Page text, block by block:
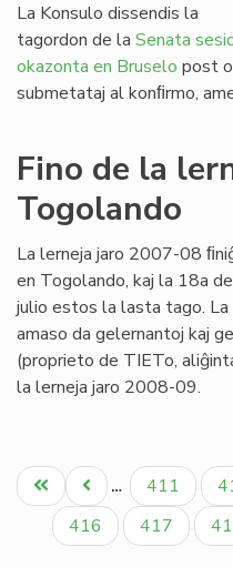
La Konsulo dissendis la
tagordon de la Senata
okazonta en Bruselo post
submetataj al konﬁrmo,
Fino de la
Togolando
La lerneja jaro 2007-08
en Togolando, kaj la 18a de
julio estos la lasta tago.
amaso da gelernantoj kaj
(proprieto de TIETo,
la lerneja jaro 2008-09.
Pagination
Unua
paĝo
Antaŭa
paĝo
… Paĝo
411
Paĝo
416 Paĝo
417